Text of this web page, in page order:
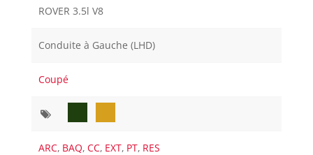
ROVER 3.5l V8
Conduite à Gauche (LHD)
Coupé
ARC, BAQ, CC, EXT, PT, RES